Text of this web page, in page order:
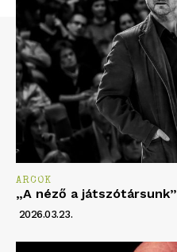
ARCOK
„A néző a játszótársunk”
2026.03.23.